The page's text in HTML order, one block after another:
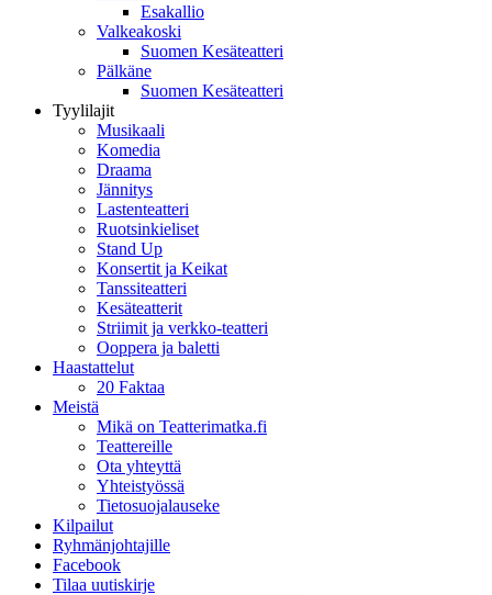
Esakallio
Valkeakoski
Suomen Kesäteatteri
Pälkäne
Suomen Kesäteatteri
Tyylilajit
Musikaali
Komedia
Draama
Jännitys
Lastenteatteri
Ruotsinkieliset
Stand Up
Konsertit ja Keikat
Tanssiteatteri
Kesäteatterit
Striimit ja verkko-teatteri
Ooppera ja baletti
Haastattelut
20 Faktaa
Meistä
Mikä on Teatterimatka.fi
Teattereille
Ota yhteyttä
Yhteistyössä
Tietosuojalauseke
Kilpailut
Ryhmänjohtajille
Facebook
Tilaa uutiskirje